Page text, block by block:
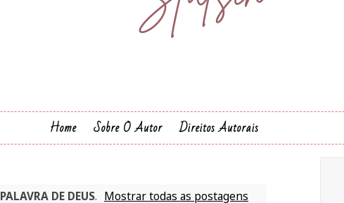
Home Sobre O Autor Direitos Autorais
PALAVRA DE DEUS. Mostrar todas as postagens